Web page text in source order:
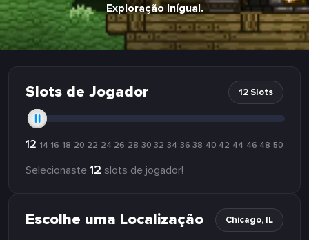
Exploração Inígual.
Slots de Jogador 12 Slots
12 14 16 18 20 22 24 26 28 30 32 34 36 38 40 42 44 46 48 50
Selecionaste 12 slots de jogador!
Escolhe uma Localização Chicago, IL